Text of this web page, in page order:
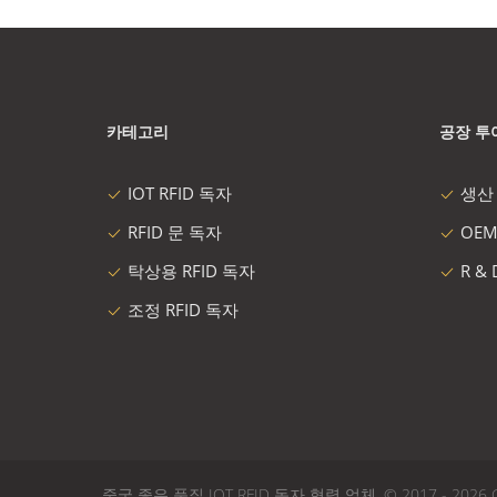
카테고리
IOT RFID 독자
RFID 문 독자
탁상용 RFID 독자
조정 RFID 독자
공장 투
생
R &